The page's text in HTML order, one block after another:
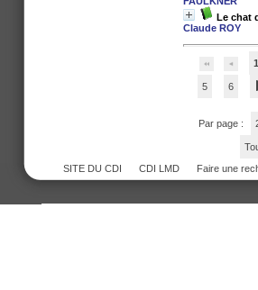
Le chat
Claude ROY
1
5 6
Par page :
SITE DU CDI
CDI LMD Faire une